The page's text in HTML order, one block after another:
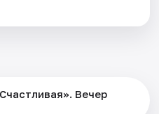
Вечер